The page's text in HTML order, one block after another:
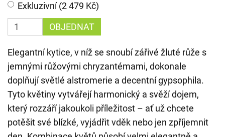
Exkluzivní (2 479 Kč)
OBJEDNAT
Elegantní kytice, v níž se snoubí zářivé žluté růže s
jemnými růžovými chryzantémami, dokonale
doplňují světlé alstromerie a decentní gypsophila.
Tyto květiny vytvářejí harmonický a svěží dojem,
který rozzáří jakoukoli příležitost – ať už chcete
potěšit své blízké, vyjádřit vděk nebo jen zpříjemnit